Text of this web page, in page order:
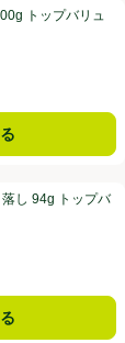
トップバリュ
リュ
し 94g トップバ